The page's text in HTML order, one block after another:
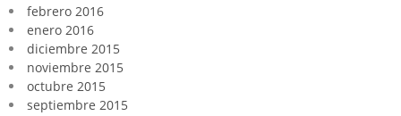
febrero 2016
enero 2016
diciembre 2015
noviembre 2015
octubre 2015
septiembre 2015